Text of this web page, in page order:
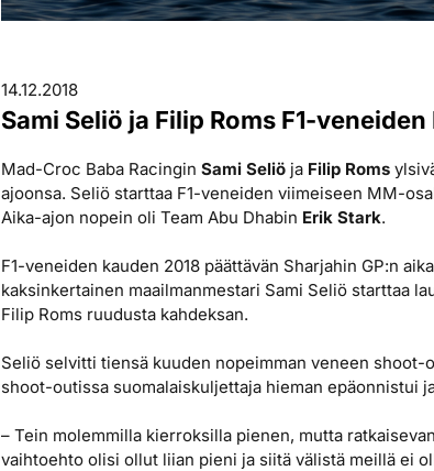
14.12.2018
Sami Seliö ja Filip Roms F1-
Mad-Croc Baba Racingin Sami Seliö ja Filip Roms
ajoonsa. Seliö starttaa F1-veneiden viimeiseen MM-
Aika-ajon nopein oli Team Abu Dhabin Erik Stark.
F1-veneiden kauden 2018 päättävän Sharjahin GP:n
kaksinkertainen maailmanmestari Sami Seliö starttaa
Filip Roms ruudusta kahdeksan.
Seliö selvitti tiensä kuuden nopeimman veneen
shoot-outissa suomalaiskuljettaja hieman epäonnistui
– Tein molemmilla kierroksilla pienen, mutta
vaihtoehto olisi ollut liian pieni ja siitä välistä meillä ei